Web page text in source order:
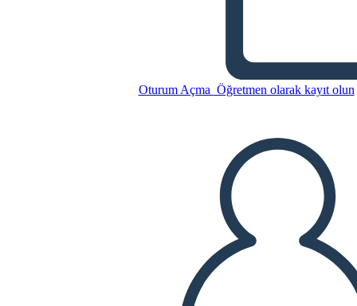
Oturum Açma Öğretmen olarak kayıt olun
The Miracle Worker:
Esempio di Diagramma di
Trama
Bu Öykü Panosunu kopyala
BİR HİKAYE PANOSU OLUŞTUR
SLAYT GÖSTERİSİNİ OYNAT
BENİ OKU